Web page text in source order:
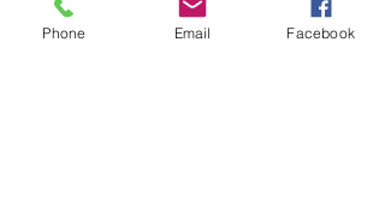
寫作和書中英子的對話，加深了對英子想法與
感受的了解，並學習了資料、圖片的搜尋與整
Phone Email Facebook